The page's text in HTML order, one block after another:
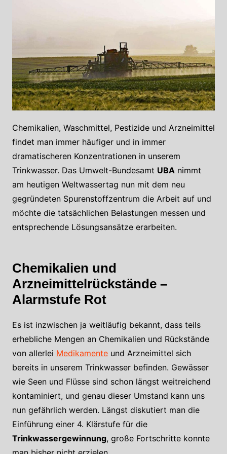
Chemikalien, Waschmittel, Pestizide und Arzneimittel
findet man immer häufiger und in immer
dramatischeren Konzentrationen in unserem
Trinkwasser. Das Umwelt-Bundesamt UBA nimmt
am heutigen Weltwassertag nun mit dem neu
gegründeten Spurenstoffzentrum die Arbeit auf und
möchte die tatsächlichen Belastungen messen und
entsprechende Lösungsansätze erarbeiten.
Chemikalien und
Arzneimittelrückstände –
Alarmstufe Rot
Es ist inzwischen ja weitläufig bekannt, dass teils
erhebliche Mengen an Chemikalien und Rückstände
von allerlei Medikamenteund Arzneimittel sich
bereits in unserem Trinkwasser befinden. Gewässer
wie Seen und Flüsse sind schon längst weitreichend
kontaminiert, und genau dieser Umstand kann uns
nun gefährlich werden. Längst diskutiert man die
Einführung einer 4. Klärstufe für die
Trinkwassergewinnung, große Fortschritte konnte